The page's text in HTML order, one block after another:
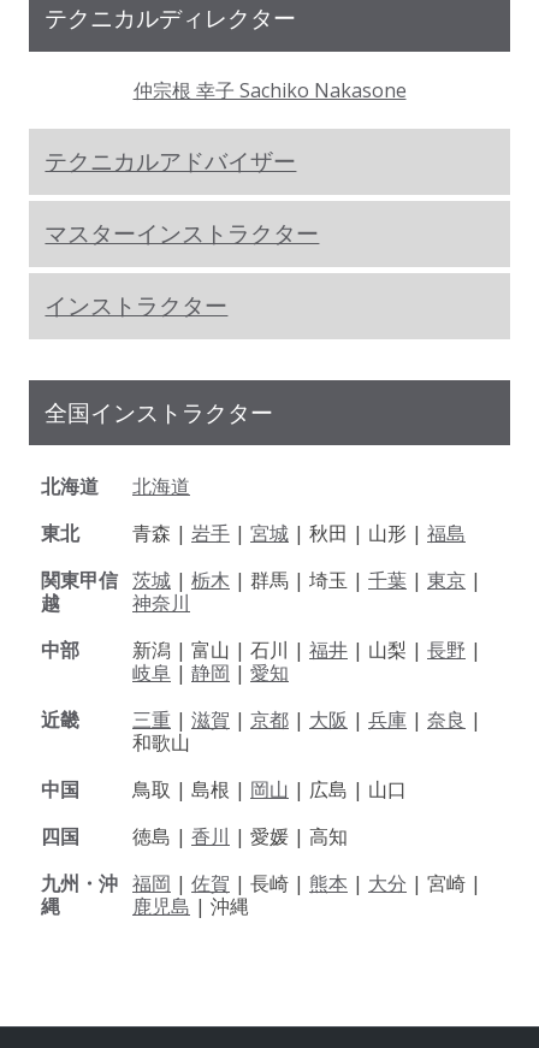
テクニカルディレクター
仲宗根 幸子 Sachiko Nakasone
テクニカルアドバイザー
マスターインストラクター
インストラクター
全国インストラクター
北海道
北海道
東北
青森 | 岩手 | 宮城 | 秋田 | 山形 | 福島
関東甲信
越
茨城 | 栃木 | 群馬 | 埼玉 | 千葉 | 東京 |
神奈川
中部
新潟 | 富山 | 石川 | 福井 | 山梨 | 長野 |
岐阜 | 静岡 | 愛知
近畿
三重 | 滋賀 | 京都 | 大阪 | 兵庫 | 奈良 |
和歌山
中国
鳥取 | 島根 | 岡山 | 広島 | 山口
四国
徳島 | 香川 | 愛媛 | 高知
九州・沖
縄
福岡 | 佐賀 | 長崎 | 熊本 | 大分 | 宮崎 |
鹿児島 | 沖縄